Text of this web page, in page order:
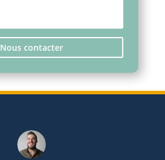
Nous contacter